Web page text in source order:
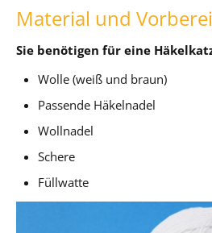
Material und
Sie benötigen für eine
Wolle (weiß und braun)
Passende Häkelnadel
Wollnadel
Schere
Füllwatte